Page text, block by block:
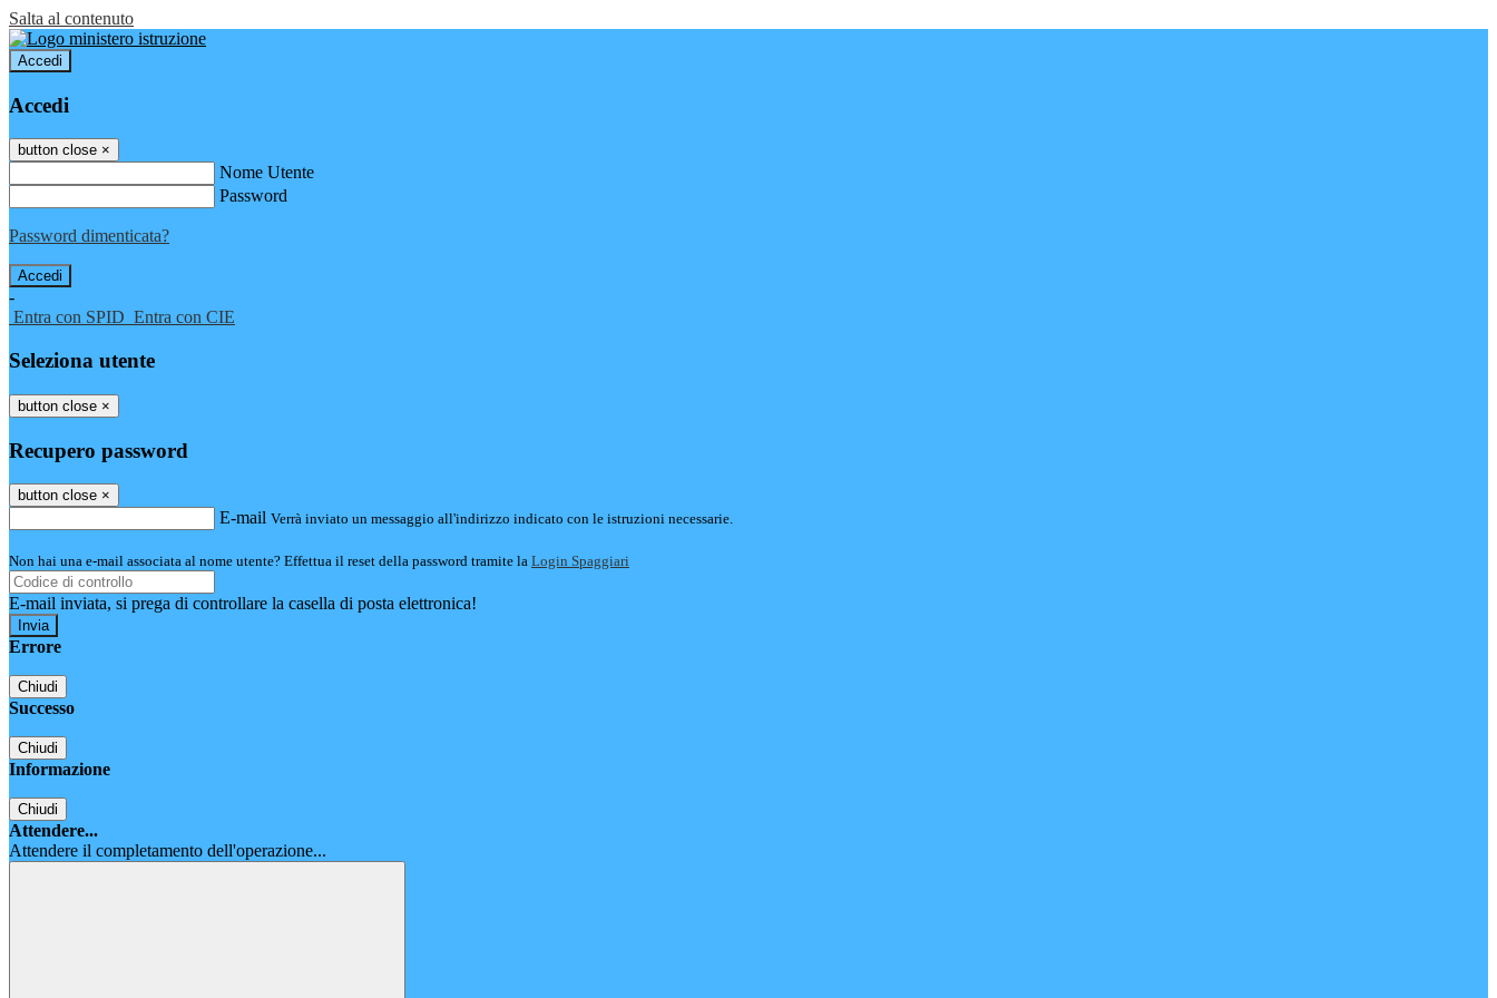
Salta al contenuto
Accedi
Accedi
button close ×
Nome Utente
Password
Password dimenticata?
-
Entra con SPID Entra con CIE
Seleziona utente
button close ×
Recupero password
button close ×
E-mail Verrà inviato un messaggio all'indirizzo indicato con le istruzioni necessarie.
Non hai una e-mail associata al nome utente? Effettua il reset della password tramite la Login Spaggiari
E-mail inviata, si prega di controllare la casella di posta elettronica!
Errore
Chiudi
Successo
Chiudi
Informazione
Chiudi
Attendere...
Attendere il completamento dell'operazione...